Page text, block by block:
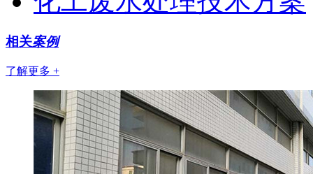
相关案例
了解更多 +